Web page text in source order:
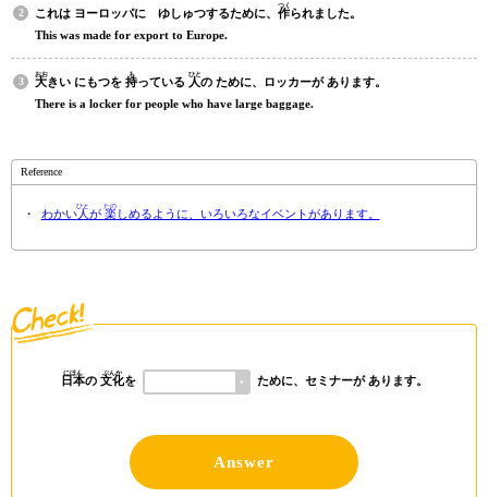
これは ヨーロッパに ゆしゅつするために、 作
つく
られました。
This was made for export to Europe.
大
おお
きい にもつを 持
も
っている 人
ひと
の ために、ロッカーが あります。
There is a locker for people who have large baggage.
Reference
わかい人
ひと
が 楽
たの
しめるように、いろいろなイベントがあります。
日本
にほん
の 文化
ぶんか
を ために、セミナーが あります。
Answer